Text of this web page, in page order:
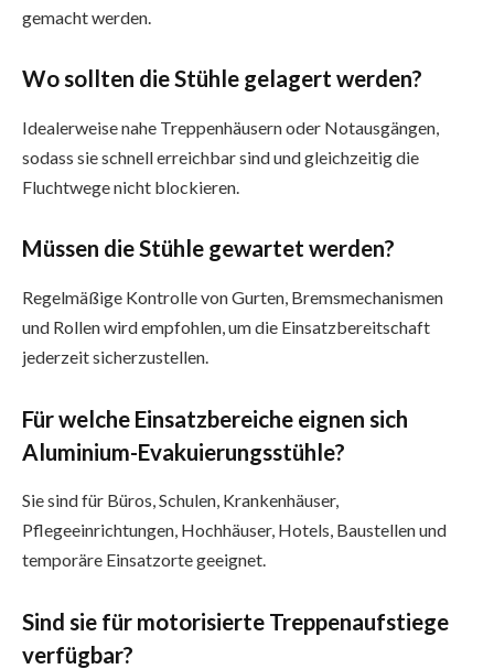
gemacht werden.
Wo sollten die Stühle gelagert werden?
Idealerweise nahe Treppenhäusern oder Notausgängen,
sodass sie schnell erreichbar sind und gleichzeitig die
Fluchtwege nicht blockieren.
Müssen die Stühle gewartet werden?
Regelmäßige Kontrolle von Gurten, Bremsmechanismen
und Rollen wird empfohlen, um die Einsatzbereitschaft
jederzeit sicherzustellen.
Für welche Einsatzbereiche eignen sich
Aluminium-Evakuierungsstühle?
Sie sind für Büros, Schulen, Krankenhäuser,
Pflegeeinrichtungen, Hochhäuser, Hotels, Baustellen und
temporäre Einsatzorte geeignet.
Sind sie für motorisierte Treppenaufstiege
verfügbar?